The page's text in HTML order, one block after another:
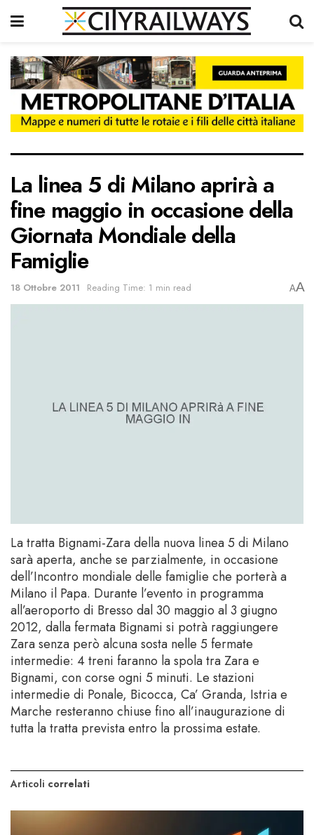
La linea 5 di Milano aprirà a
fine maggio in occasione della
Giornata Mondiale della
Famiglie
18 Ottobre 2011 Reading Time: 1 min read AA
La tratta Bignami-Zara della nuova linea 5 di Milano
sarà aperta, anche se parzialmente, in occasione
dell’Incontro mondiale delle famiglie che porterà a
Milano il Papa. Durante l’evento in programma
all’aeroporto di Bresso dal 30 maggio al 3 giugno
2012, dalla fermata Bignami si potrà raggiungere
Zara senza però alcuna sosta nelle 5 fermate
intermedie: 4 treni faranno la spola tra Zara e
Bignami, con corse ogni 5 minuti. Le stazioni
intermedie di Ponale, Bicocca, Ca’ Granda, Istria e
Marche resteranno chiuse fino all’inaugurazione di
tutta la tratta prevista entro la prossima estate.
Articoli correlati